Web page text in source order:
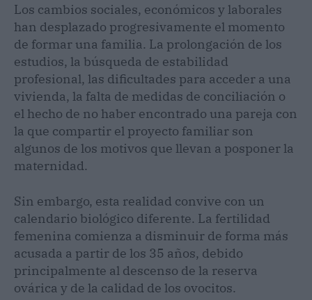
Los cambios sociales, económicos y laborales
han desplazado progresivamente el momento
de formar una familia. La prolongación de los
estudios, la búsqueda de estabilidad
profesional, las dificultades para acceder a una
vivienda, la falta de medidas de conciliación o
el hecho de no haber encontrado una pareja con
la que compartir el proyecto familiar son
algunos de los motivos que llevan a posponer la
maternidad.
Sin embargo, esta realidad convive con un
calendario biológico diferente. La fertilidad
femenina comienza a disminuir de forma más
acusada a partir de los 35 años, debido
principalmente al descenso de la reserva
ovárica y de la calidad de los ovocitos.